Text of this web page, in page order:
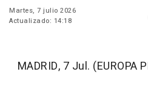
Martes, 7 julio 2026
Actualizado: 14:18
MADRID, 7 Jul. (EUROPA